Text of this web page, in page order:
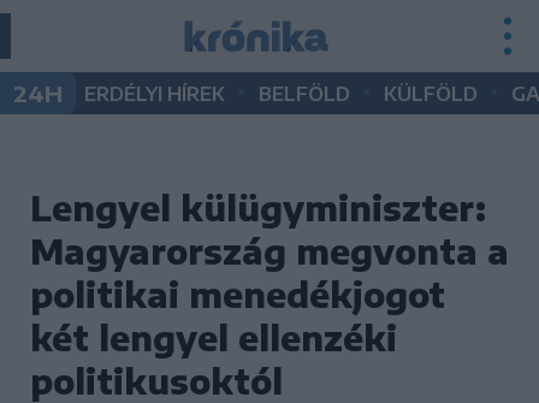
24H ERDÉLYI HÍREK BELFÖLD KÜLFÖLD
Lengyel külügyminiszter:
Magyarország megvonta a
politikai menedékjogot
két lengyel ellenzéki
politikusoktól